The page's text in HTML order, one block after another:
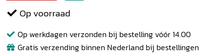
Op voorraad
Op werkdagen verzonden bij bestelling vóór 14.00
Gratis verzending binnen Nederland bij bestellingen